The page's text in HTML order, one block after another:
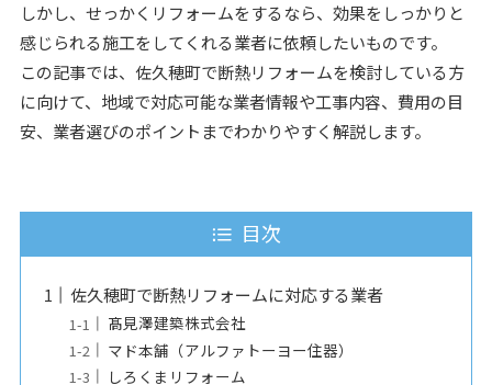
しかし、せっかくリフォームをするなら、効果をしっかりと
感じられる施工をしてくれる業者に依頼したいものです。
この記事では、佐久穂町で断熱リフォームを検討している方
に向けて、地域で対応可能な業者情報や工事内容、費用の目
安、業者選びのポイントまでわかりやすく解説します。
目次
佐久穂町で断熱リフォームに対応する業者
髙見澤建築株式会社
マド本舗（アルファトーヨー住器）
しろくまリフォーム